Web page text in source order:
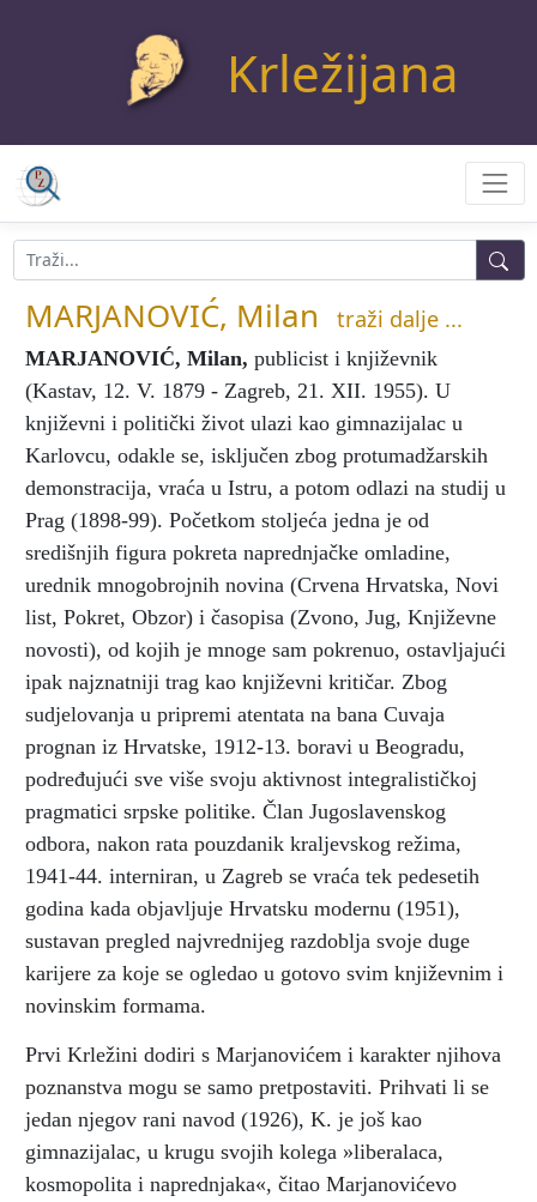
Krležijana
MARJANOVIĆ, Milan traži dalje ...
MARJANOVIĆ, Milan, publicist i književnik
(Kastav, 12. V. 1879 - Zagreb, 21. XII. 1955). U
književni i politički život ulazi kao gimnazijalac u
Karlovcu, odakle se, isključen zbog protumadžarskih
demonstracija, vraća u Istru, a potom odlazi na studij u
Prag (1898-99). Početkom stoljeća jedna je od
središnjih figura pokreta naprednjačke omladine,
urednik mnogobrojnih novina (Crvena Hrvatska, Novi
list, Pokret, Obzor) i časopisa (Zvono, Jug, Književne
novosti), od kojih je mnoge sam pokrenuo, ostavljajući
ipak najznatniji trag kao književni kritičar. Zbog
sudjelovanja u pripremi atentata na bana Cuvaja
prognan iz Hrvatske, 1912-13. boravi u Beogradu,
podređujući sve više svoju aktivnost integralističkoj
pragmatici srpske politike. Član Jugoslavenskog
odbora, nakon rata pouzdanik kraljevskog režima,
1941-44. interniran, u Zagreb se vraća tek pedesetih
godina kada objavljuje Hrvatsku modernu (1951),
sustavan pregled najvrednijeg razdoblja svoje duge
karijere za koje se ogledao u gotovo svim književnim i
novinskim formama.
Prvi Krležini dodiri s Marjanovićem i karakter njihova
poznanstva mogu se samo pretpostaviti. Prihvati li se
jedan njegov rani navod (1926), K. je još kao
gimnazijalac, u krugu svojih kolega »liberalaca,
kosmopolita i naprednjaka«, čitao Marjanovićevo